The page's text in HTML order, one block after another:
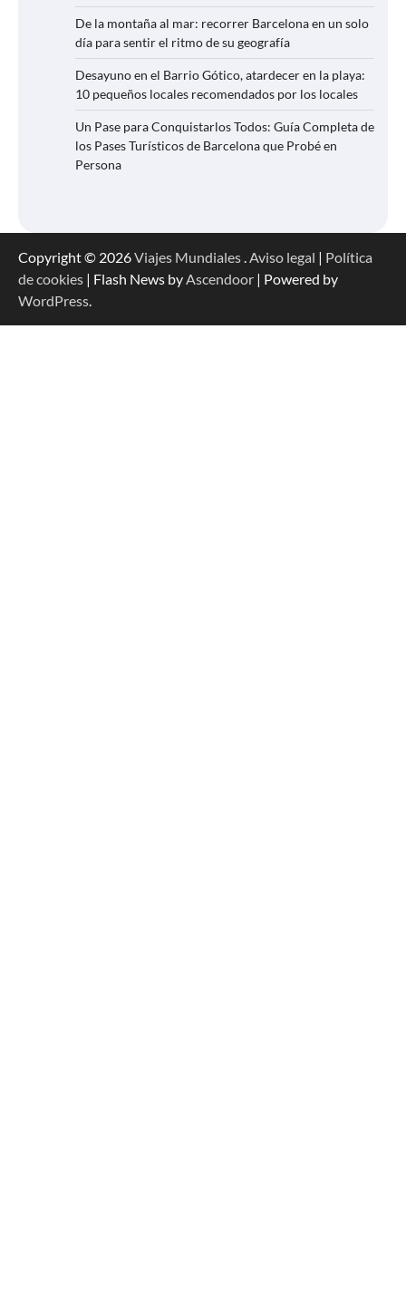
De la montaña al mar: recorrer Barcelona en un solo
día para sentir el ritmo de su geografía
Desayuno en el Barrio Gótico, atardecer en la playa:
10 pequeños locales recomendados por los locales
Un Pase para Conquistarlos Todos: Guía Completa de
los Pases Turísticos de Barcelona que Probé en
Persona
Copyright © 2026Viajes Mundiales.Aviso legal | Política
de cookies | Flash News byAscendoor | Powered by
WordPress.